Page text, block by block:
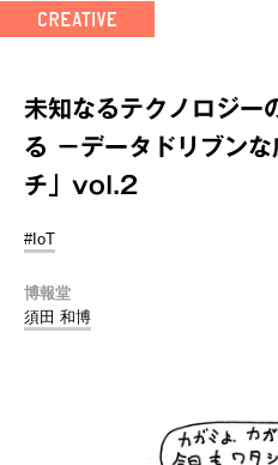
未知なるテクノロジー
る －データドリブン
チ」vol.2
#IoT
博報堂
須田 和博